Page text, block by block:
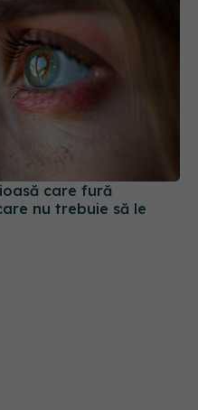
care fură
nu trebuie să le